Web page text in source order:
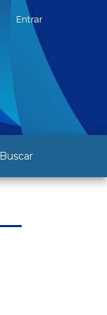
Buscar
Entrar